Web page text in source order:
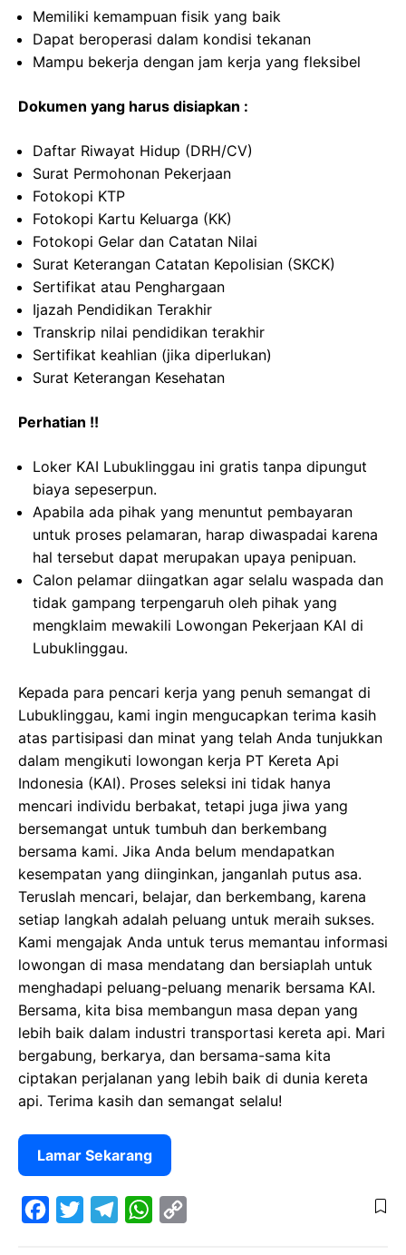
Memiliki kemampuan fisik yang baik
Dapat beroperasi dalam kondisi tekanan
Mampu bekerja dengan jam kerja yang fleksibel
Dokumen yang harus disiapkan :
Daftar Riwayat Hidup (DRH/CV)
Surat Permohonan Pekerjaan
Fotokopi KTP
Fotokopi Kartu Keluarga (KK)
Fotokopi Gelar dan Catatan Nilai
Surat Keterangan Catatan Kepolisian (SKCK)
Sertifikat atau Penghargaan
Ijazah Pendidikan Terakhir
Transkrip nilai pendidikan terakhir
Sertifikat keahlian (jika diperlukan)
Surat Keterangan Kesehatan
Perhatian !!
Loker KAI Lubuklinggau ini gratis tanpa dipungut
biaya sepeserpun.
Apabila ada pihak yang menuntut pembayaran
untuk proses pelamaran, harap diwaspadai karena
hal tersebut dapat merupakan upaya penipuan.
Calon pelamar diingatkan agar selalu waspada dan
tidak gampang terpengaruh oleh pihak yang
mengklaim mewakili Lowongan Pekerjaan KAI di
Lubuklinggau.
Kepada para pencari kerja yang penuh semangat di
Lubuklinggau, kami ingin mengucapkan terima kasih
atas partisipasi dan minat yang telah Anda tunjukkan
dalam mengikuti lowongan kerja PT Kereta Api
Indonesia (KAI). Proses seleksi ini tidak hanya
mencari individu berbakat, tetapi juga jiwa yang
bersemangat untuk tumbuh dan berkembang
bersama kami. Jika Anda belum mendapatkan
kesempatan yang diinginkan, janganlah putus asa.
Teruslah mencari, belajar, dan berkembang, karena
setiap langkah adalah peluang untuk meraih sukses.
Kami mengajak Anda untuk terus memantau informasi
lowongan di masa mendatang dan bersiaplah untuk
menghadapi peluang-peluang menarik bersama KAI.
Bersama, kita bisa membangun masa depan yang
lebih baik dalam industri transportasi kereta api. Mari
bergabung, berkarya, dan bersama-sama kita
ciptakan perjalanan yang lebih baik di dunia kereta
api. Terima kasih dan semangat selalu!
Lamar Sekarang